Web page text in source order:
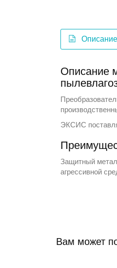
Описание
Описание
ЭКСИС
Защитный
агрессивной
Вам может